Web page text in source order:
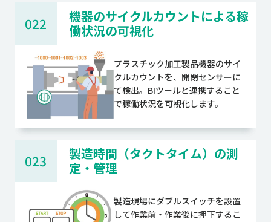
022
機器のサイクルカウントによる稼
働状況の可視化
プラスチック加工製品機器のサイ
クルカウントを、開閉センサーに
て検出。BIツールと連携すること
で稼働状況を可視化します。
023
製造時間（タクトタイム）の測
定・管理
製造現場にダブルスイッチを設置
して作業前・作業後に押下するこ